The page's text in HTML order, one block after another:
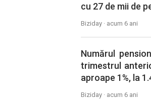
cu 27 de mii de
Biziday · acum 6 ani
Numărul
trimestrul
aproape 1%, la
Biziday · acum 6 ani